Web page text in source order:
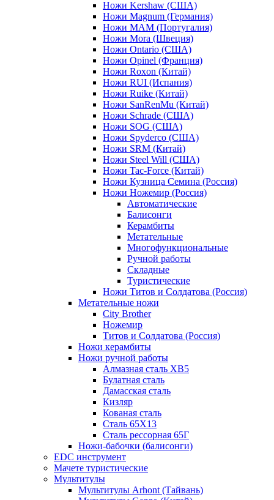
Ножи Kershaw (США)
Ножи Magnum (Германия)
Ножи MAM (Португалия)
Ножи Mora (Швеция)
Ножи Ontario (США)
Ножи Opinel (Франция)
Ножи Roxon (Китай)
Ножи RUI (Испания)
Ножи Ruike (Китай)
Ножи SanRenMu (Китай)
Ножи Schrade (США)
Ножи SOG (США)
Ножи Spyderco (США)
Ножи SRM (Китай)
Ножи Steel Will (США)
Ножи Tac-Force (Китай)
Ножи Кузница Семина (Россия)
Ножи Ножемир (Россия)
Автоматические
Балисонги
Керамбиты
Метательные
Многофункциональные
Ручной работы
Складные
Туристические
Ножи Титов и Солдатова (Россия)
Метательные ножи
City Brother
Ножемир
Титов и Солдатова (Россия)
Ножи керамбиты
Ножи ручной работы
Алмазная сталь ХВ5
Булатная сталь
Дамасская сталь
Кизляр
Кованая сталь
Сталь 65Х13
Сталь рессорная 65Г
Ножи-бабочки (балисонги)
EDC инструмент
Мачете туристические
Мультитулы
Мультитулы Arhont (Тайвань)